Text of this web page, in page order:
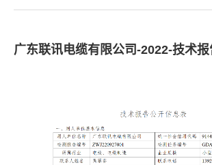
广东联讯电缆有限公司-2022-技术